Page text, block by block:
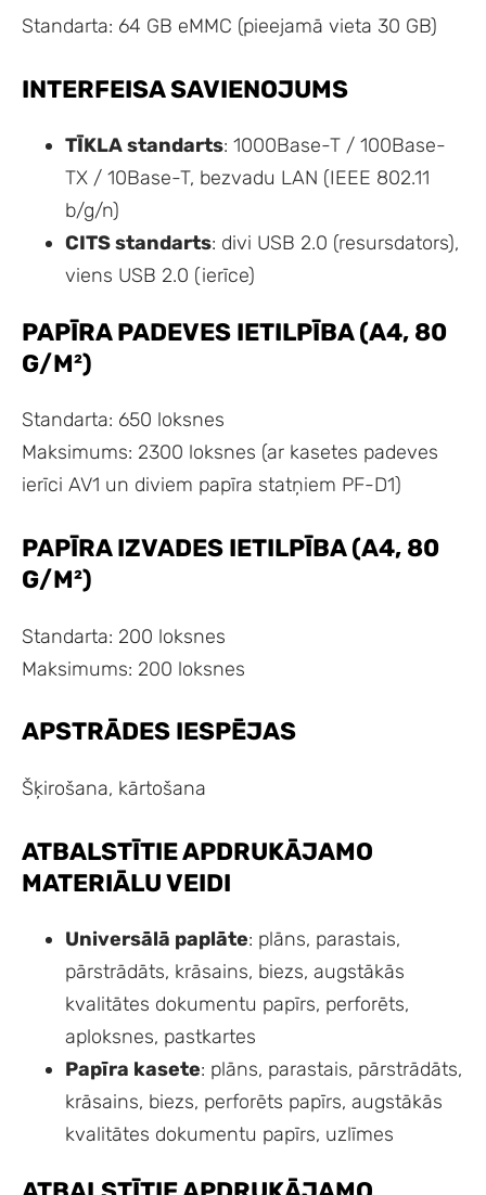
Standarta: 64 GB eMMC (pieejamā vieta 30 GB)
INTERFEISA SAVIENOJUMS
TĪKLA standarts: 1000Base-T / 100Base-
TX / 10Base-T, bezvadu LAN (IEEE 802.11
b/g/n)
CITS standarts: divi USB 2.0 (resursdators),
viens USB 2.0 (ierīce)
PAPĪRA PADEVES IETILPĪBA (A4, 80
G/M²)
Standarta: 650 loksnes
Maksimums: 2300 loksnes (ar kasetes padeves
ierīci AV1 un diviem papīra statņiem PF-D1)
PAPĪRA IZVADES IETILPĪBA (A4, 80
G/M²)
Standarta: 200 loksnes
Maksimums: 200 loksnes
APSTRĀDES IESPĒJAS
Šķirošana, kārtošana
ATBALSTĪTIE APDRUKĀJAMO
MATERIĀLU VEIDI
Universālā paplāte: plāns, parastais,
pārstrādāts, krāsains, biezs, augstākās
kvalitātes dokumentu papīrs, perforēts,
aploksnes, pastkartes
Papīra kasete: plāns, parastais, pārstrādāts,
krāsains, biezs, perforēts papīrs, augstākās
kvalitātes dokumentu papīrs, uzlīmes